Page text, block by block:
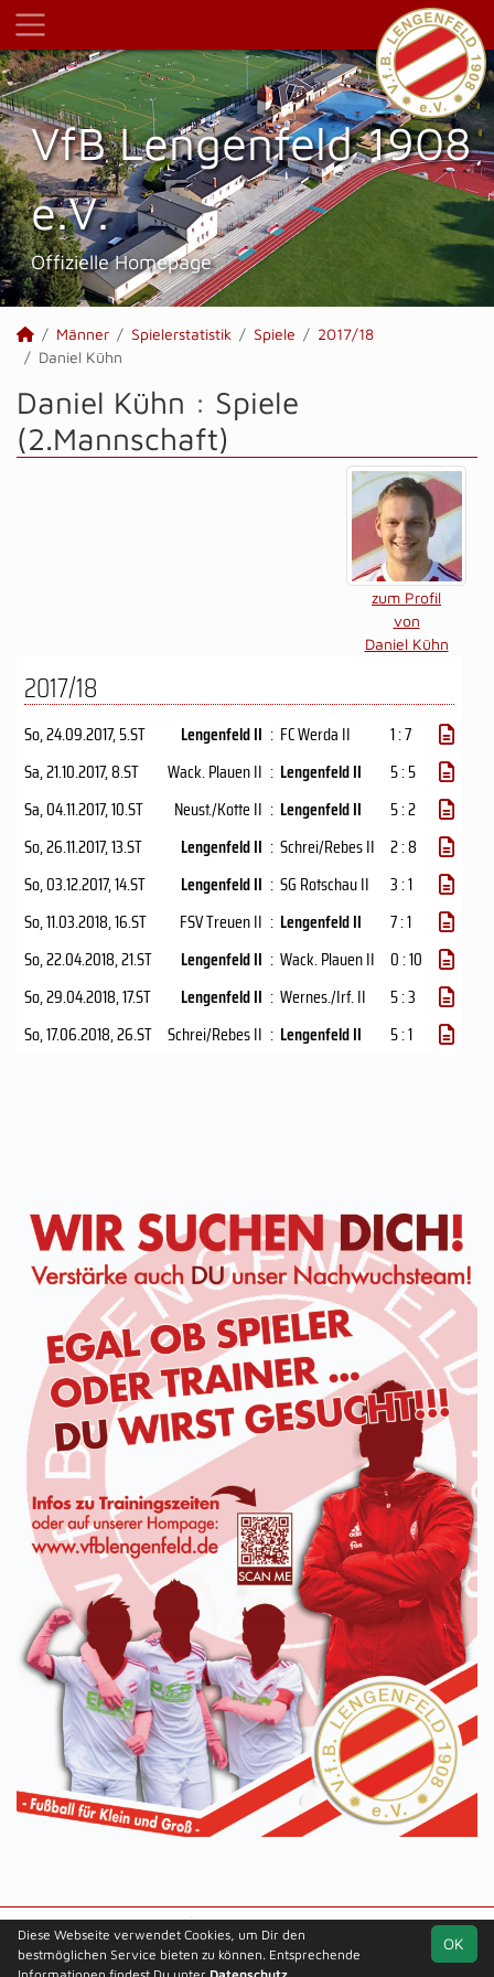
VfB Lengenfeld 1908
e.V.
Offizielle Homepage
Männer Spielerstatistik Spiele
2017/18
Daniel Kühn
Daniel Kühn : Spiele
(2.Mannschaft)
zum Profil
von
Daniel Kühn
2017/18
So, 24.09.2017, 5.ST Lengenfeld II : FC Werda II
1 : 7
Sa, 21.10.2017, 8.ST Wack. Plauen II : Lengenfeld II
5 : 5
Sa, 04.11.2017, 10.ST Neust./Kotte II : Lengenfeld II
5 : 2
So, 26.11.2017, 13.ST Lengenfeld II : Schrei/Rebes II 2 : 8
So, 03.12.2017, 14.ST Lengenfeld II : SG Rotschau II
3 : 1
So, 11.03.2018, 16.ST FSV Treuen II : Lengenfeld II
7 : 1
So, 22.04.2018, 21.ST Lengenfeld II : Wack. Plauen II 0 : 10
So, 29.04.2018, 17.ST Lengenfeld II : Wernes./Irf. II
5 : 3
So, 17.06.2018, 26.ST Schrei/Rebes II : Lengenfeld II 5 : 1
soccero.de
OK
Diese Webseite verwendet Cookies, um Dir den
bestmöglichen Service bieten zu können. Entsprechende